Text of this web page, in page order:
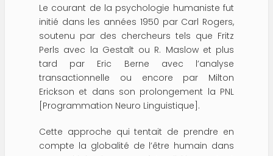
Le courant de la psychologie humaniste fut
initié dans les années 1950 par Carl Rogers,
soutenu par des chercheurs tels que Fritz
Perls avec la Gestalt ou R. Maslow et plus
tard par Eric Berne avec l’analyse
transactionnelle ou encore par Milton
Erickson et dans son prolongement la PNL
Programmation Neuro Linguistique ].
Cette approche qui tentait de prendre en
compte la globalité de l’être humain dans